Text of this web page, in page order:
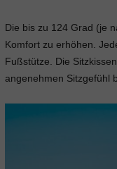
Die bis zu 124 Grad (je
Komfort zu erhöhen.
Fußstütze. Die
angenehmen Sitzgefühl